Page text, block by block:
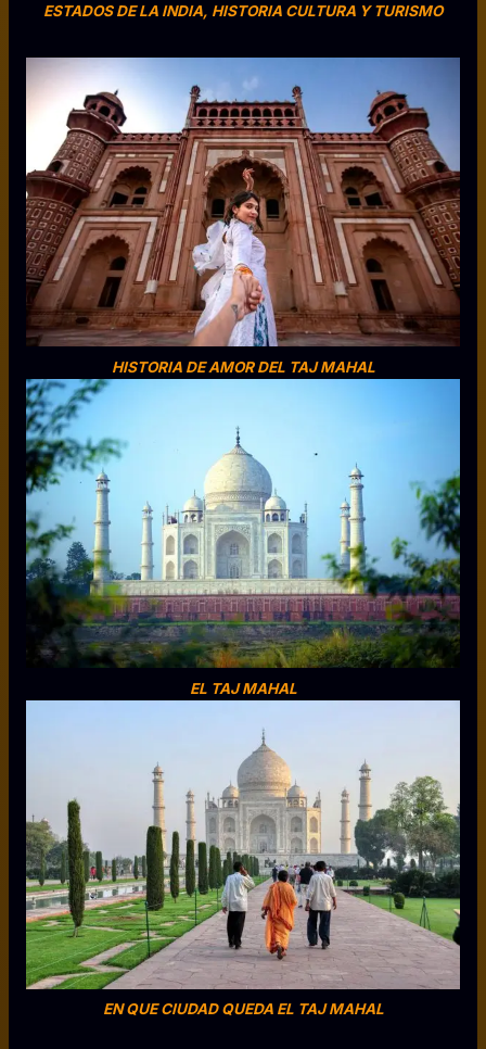
ESTADOS DE LA INDIA, HISTORIA CULTURA Y TURISMO
HISTORIA DE AMOR DEL TAJ MAHAL
EL TAJ MAHAL
EN QUE CIUDAD QUEDA EL TAJ MAHAL